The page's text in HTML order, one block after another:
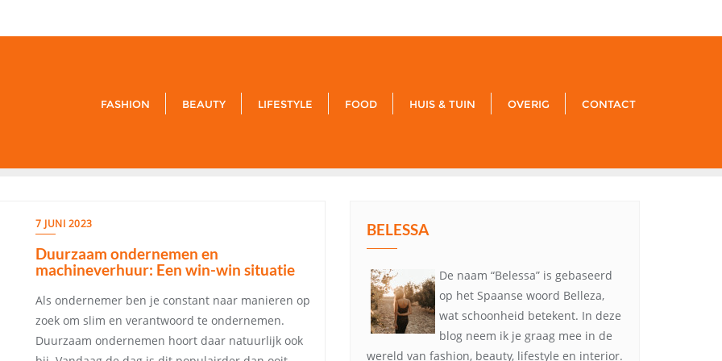
FASHION BEAUTY LIFESTYLE FOOD HUIS & TUIN OVERIG CONTACT
7 JUNI 2023
Duurzaam ondernemen en
machineverhuur: Een win-win situatie
Als ondernemer ben je constant naar manieren op
zoek om slim en verantwoord te ondernemen.
Duurzaam ondernemen hoort daar natuurlijk ook
BELESSA
De naam “Belessa” is gebaseerd
op het Spaanse woord Belleza,
wat schoonheid betekent. In deze
blog neem ik je graag mee in de
wereld van fashion, beauty, lifestyle en interior.